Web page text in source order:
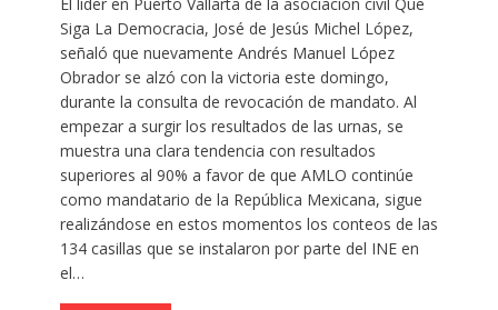
El líder en Puerto Vallarta de la asociación civil Que
Siga La Democracia, José de Jesús Michel López,
señaló que nuevamente Andrés Manuel López
Obrador se alzó con la victoria este domingo,
durante la consulta de revocación de mandato. Al
empezar a surgir los resultados de las urnas, se
muestra una clara tendencia con resultados
superiores al 90% a favor de que AMLO continúe
como mandatario de la República Mexicana, sigue
realizándose en estos momentos los conteos de las
134 casillas que se instalaron por parte del INE en
el…